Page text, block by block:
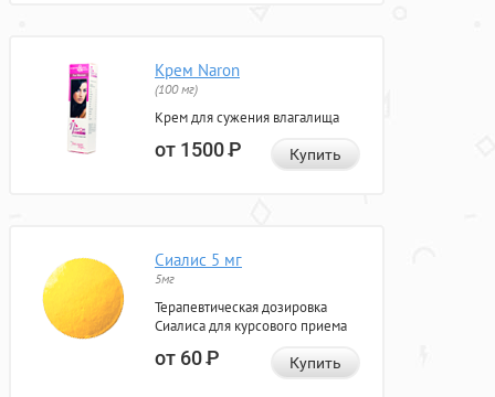
Крем Naron
(100 мг)
Крем для сужения влагалища
от 1500Р Купить
Сиалис 5 мг
5мг
Терапевтическая дозировка
Сиалиса для курсового приема
от 60Р Купить